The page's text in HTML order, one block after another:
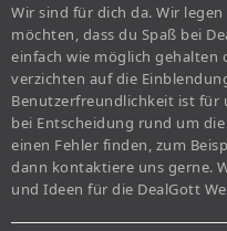
Wir sind für dich da. Wir
möchten, dass du Spaß bei
einfach wie möglich gehalten
verzichten auf die
Benutzerfreundlichkeit ist für
bei Entscheidung rund um
einen Fehler finden, zum
dann kontaktiere uns gerne.
und Ideen für die DealGott